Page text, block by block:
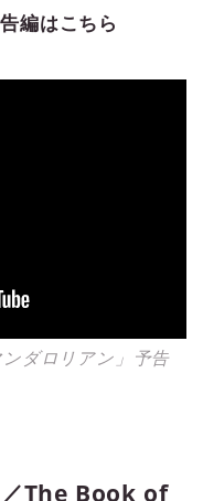
編はこちら
ダロリアン」予告
The Book of